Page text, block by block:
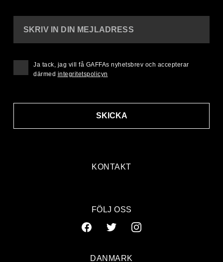
KONTAKT
SKRIV IN DIN MEJLADRESS
SKICKA
Ja tack, jag vill få GAFFAs nyhetsbrev och accepterar
därmed integritetspolicyn
FÖLJ OSS
DANMARK